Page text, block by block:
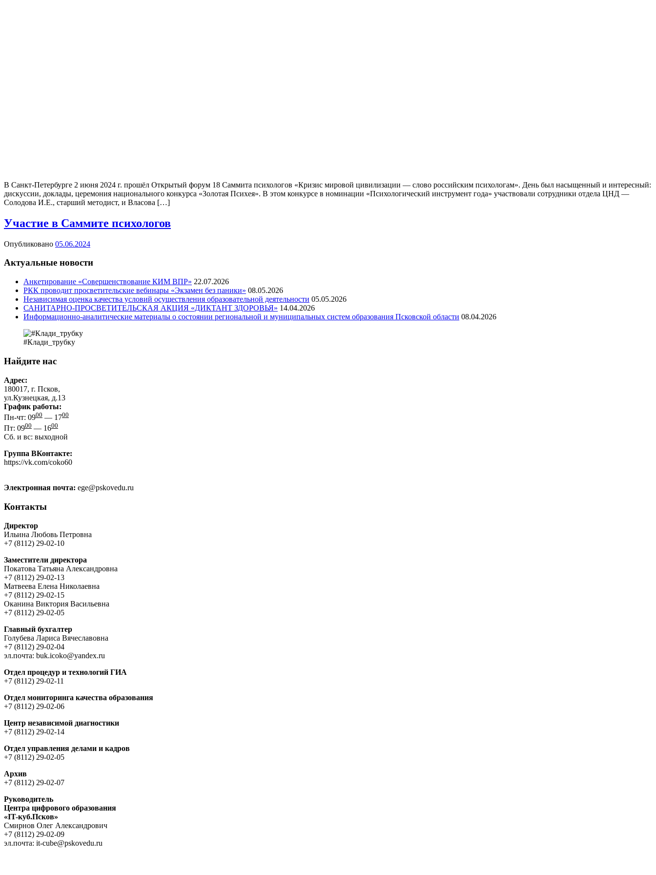
В Санкт-Петербурге 2 июня 2024 г. прошёл Открытый форум 18 Саммита психологов «Кризис мировой цивилизации — слово российским психологам». День был насыщенный и интересный:
дискуссии, доклады, церемония национального конкурса «Золотая Психея». В этом конкурсе в номинации «Психологический инструмент года» участвовали сотрудники отдела ЦНД —
Солодова И.Е., старший методист, и Власова […]
Участие в Саммите психологов
Опубликовано 05.06.2024
Актуальные новости
Анкетирование «Совершенствование КИМ ВПР» 22.07.2026
РКК проводит просветительские вебинары «Экзамен без паники» 08.05.2026
Независимая оценка качества условий осуществления образовательной деятельности 05.05.2026
САНИТАРНО-ПРОСВЕТИТЕЛЬСКАЯ АКЦИЯ «ДИКТАНТ ЗДОРОВЬЯ» 14.04.2026
Информационно-аналитические материалы о состоянии региональной и муниципальных систем образования Псковской области 08.04.2026
#Клади_трубку
Найдите нас
Адрес:
180017, г. Псков,
ул.Кузнецкая, д.13
График работы:
Пн-чт: 0900 — 1700
Пт: 0900 — 1600
Сб. и вс: выходной
Группа ВКонтакте:
https://vk.com/coko60
Электронная почта: ege@pskovedu.ru
Контакты
Директор
Ильина Любовь Петровна
+7 (8112) 29-02-10
Заместители директора
Покатова Татьяна Александровна
+7 (8112) 29-02-13
Матвеева Елена Николаевна
+7 (8112) 29-02-15
Оканина Виктория Васильевна
+7 (8112) 29-02-05
Главный бухгалтер
Голубева Лариса Вячеславовна
+7 (8112) 29-02-04
эл.почта: buk.icoko@yandex.ru
Отдел процедур и технологий ГИА
+7 (8112) 29-02-11
Отдел мониторинга качества образования
+7 (8112) 29-02-06
Центр независимой диагностики
+7 (8112) 29-02-14
Отдел управления делами и кадров
+7 (8112) 29-02-05
Архив
+7 (8112) 29-02-07
Руководитель
Центра цифрового образования
«IT-куб.Псков»
Cмирнов Oлег Aлександрович
+7 (8112) 29-02-09
эл.почта: it-cube@pskovedu.ru